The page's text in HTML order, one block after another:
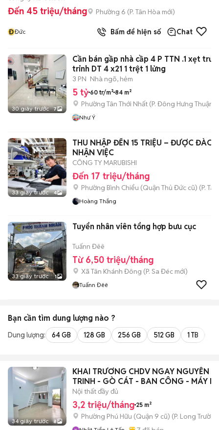
Đến 45 triệu/tháng Phường 6 (P. Tân Hòa mới)
ĐĐức Bấm để hiện số Chat
30 giây trước 7
Cần bán gầp nhà cầp 4 P TTN .1 xẹt
trinh DT 4 x21 1 trệt 1 lửng
3 PN Nhà ngõ, hẻm
5 tỷ 60 tr/m² 84 m²
Phường Tân Thới Nhất (P. Đông Hưng Thuận
Như Ý
33 giây trước 4
THU NHẬP ĐẾN 15 TRIỆU – ĐƯỢC ĐÀO
NHẬN VIỆC
CÔNG TY MARUBISHI
Đến 17 triệu/tháng
Phường Bình Chiểu (Quận Thủ Đức cũ) (P.
Hoàng Thắng
33 giây trước 1
Tuyển nhân viên tổng hợp bưu cục
Tuấnn Đêê
Từ 6,50 triệu/tháng
Xã Tân Khánh Đông (P. Sa Đéc mới)
Tuấnn Đêê
Bạn cần tìm dung lượng nào ?
Dung lượng: 64 GB 128 GB 256 GB 512 GB 1 TB
34 giây trước 8
KHAI TRƯƠNG CHDV NGAY NGUYỄN
TRINH - GÒ CÁT - BAN CÔNG - MÁY
🔥
Nội thất đầy đủ
3,2 triệu/tháng 25 m²
Phường Phú Hữu (Quận 9 cũ) (P. Long Trường